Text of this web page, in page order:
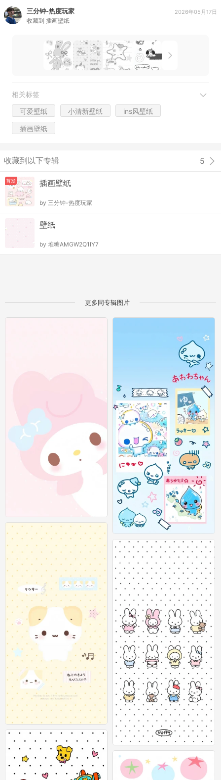
三分钟-热度玩家
收藏到 插画壁纸
2026年05月17日
相关标签
可爱壁纸 小清新壁纸 ins风壁纸
插画壁纸
收藏到以下专辑 5
首发 插画壁纸
by 三分钟-热度玩家
壁纸
by 堆糖AMGW2Q1IY7
更多同专辑图片
可爱插画壁纸 图源：等等小王
可爱插画壁纸 图源：等等小王
0
可爱插画壁纸 图源：等等小王
可爱插画壁纸 图源：等等小王
0